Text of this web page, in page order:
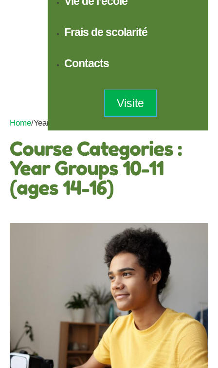
Frais de scolarité
Contacts
Visite
Home/Year Groups 10-11 (ages 14-16)
Course Categories :
Year Groups 10-11
(ages 14-16)
When it comes to learning to read, the ultimate goal is
reading fluency. Fluency is the ability to …
Search